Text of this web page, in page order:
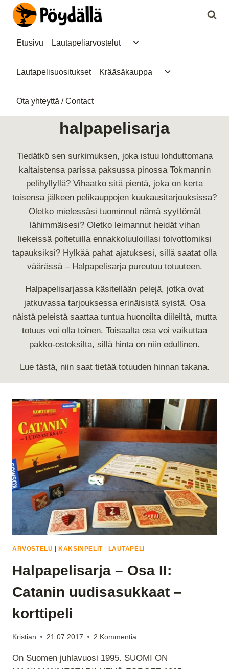
Siirry
sisältöön
Etusivu Lautapeliarvostelut
Lautapelisuositukset Krääsäkauppa
Ota yhteyttä / Contact
halpapelisarja
Tiedätkö sen surkimuksen, joka istuu lohduttomana
kaltaistensa parissa paksussa pinossa Tokmannin
pelihyllyllä? Vihaatko sitä pientä, joka on kerta
toisensa jälkeen pelikauppojen kuukausitarjouksissa?
Oletko mielessäsi tuominnut nämä syyttömät
lähimmäisesi? Oletko leimannut heidät vihan
liekeissä poltetuilla ennakkoluuloillasi toivottomiksi
tapauksiksi? Hylkää pahat ajatuksesi, sillä saatat olla
väärässä – Halpapelisarja pureutuu totuuteen.
Halpapelisarjassa käsitellään pelejä, jotka ovat
jatkuvassa tarjouksessa erinäisistä syistä. Osa
näistä peleistä saattaa tuntua huonoilta diileiltä, mutta
totuus voi olla toinen. Toisaalta osa voi vaikuttaa
pakko-ostoksilta, sillä hinta on niin edullinen.
Lue tästä, niin saat tietää totuuden hinnan takana.
ARVOSTELU KAKSINPELIT| LAUTAPELI
Halpapelisarja – Osa II:
Catanin uudisasukkaat –
korttipeli
Kristian 21.07.2017 2 Kommentia
On Suomen juhlavuosi 1995. SUOMI ON